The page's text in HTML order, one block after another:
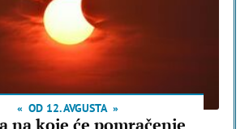
OD 12. AVGUSTA
na koje će pomračenje